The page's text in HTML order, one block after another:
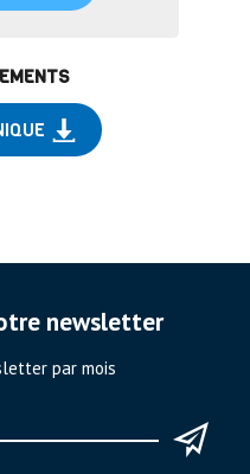
newsletter
par mois